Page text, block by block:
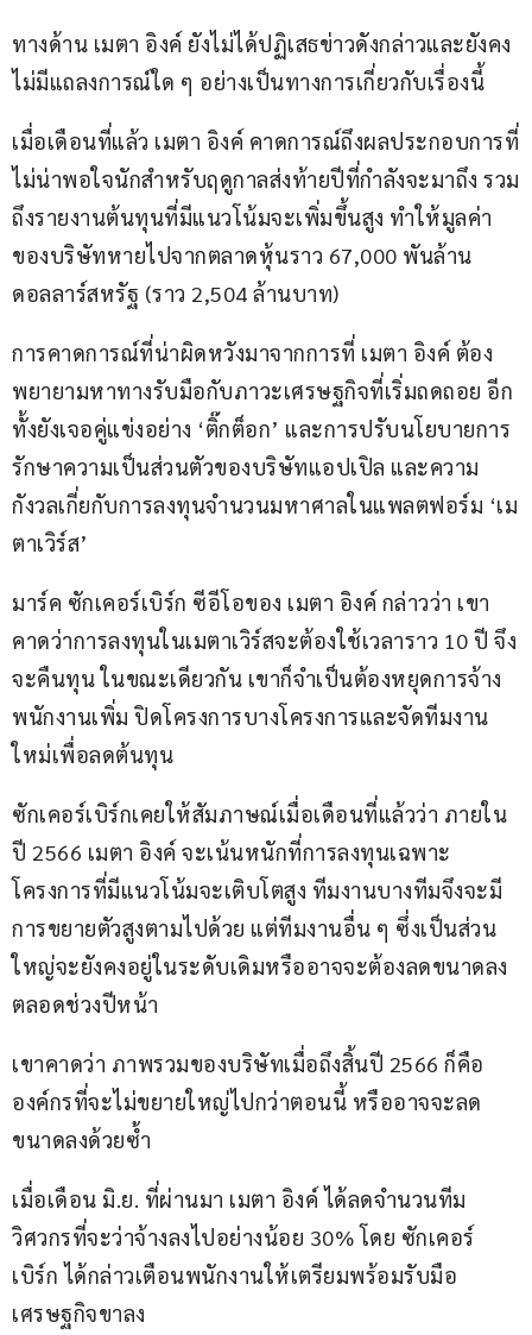
ทางด้าน เมตา อิงค์ ยังไม่ได้ปฏิเสธข่าวดังกล่าวและยังคง
ไม่มีแถลงการณ์ใด ๆ อย่างเป็นทางการเกี่ยวกับเรื่องนี้
เมื่อเดือนที่แล้ว เมตา อิงค์ คาดการณ์ถึงผลประกอบการที่
ไม่น่าพอใจนักสำหรับฤดูกาลส่งท้ายปีที่กำลังจะมาถึง รวม
ถึงรายงานต้นทุนที่มีแนวโน้มจะเพิ่มขึ้นสูง ทำให้มูลค่า
ของบริษัทหายไปจากตลาดหุ้นราว 67,000 พันล้าน
ดอลลาร์สหรัฐ (ราว 2,504 ล้านบาท)
การคาดการณ์ที่น่าผิดหวังมาจากการที่ เมตา อิงค์ ต้อง
พยายามหาทางรับมือกับภาวะเศรษฐกิจที่เริ่มถดถอย อีก
ทั้งยังเจอคู่แข่งอย่าง ‘ติ๊กต็อก’ และการปรับนโยบายการ
รักษาความเป็นส่วนตัวของบริษัทแอปเปิล และความ
กังวลเกี่ยกับการลงทุนจำนวนมหาศาลในแพลตฟอร์ม ‘เม
ตาเวิร์ส’
มาร์ค ซักเคอร์เบิร์ก ซีอีโอของ เมตา อิงค์ กล่าวว่า เขา
คาดว่าการลงทุนในเมตาเวิร์สจะต้องใช้เวลาราว 10 ปี จึง
จะคืนทุน ในขณะเดียวกัน เขาก็จำเป็นต้องหยุดการจ้าง
พนักงานเพิ่ม ปิดโครงการบางโครงการและจัดทีมงาน
ใหม่เพื่อลดต้นทุน
ซักเคอร์เบิร์กเคยให้สัมภาษณ์เมื่อเดือนที่แล้วว่า ภายใน
ปี 2566 เมตา อิงค์ จะเน้นหนักที่การลงทุนเฉพาะ
โครงการที่มีแนวโน้มจะเติบโตสูง ทีมงานบางทีมจึงจะมี
การขยายตัวสูงตามไปด้วย แต่ทีมงานอื่น ๆ ซึ่งเป็นส่วน
ใหญ่จะยังคงอยู่ในระดับเดิมหรืออาจจะต้องลดขนาดลง
ตลอดช่วงปีหน้า
เขาคาดว่า ภาพรวมของบริษัทเมื่อถึงสิ้นปี 2566 ก็คือ
องค์กรที่จะไม่ขยายใหญ่ไปกว่าตอนนี้ หรืออาจจะลด
ขนาดลงด้วยซ้ำ
เมื่อเดือน มิ.ย. ที่ผ่านมา เมตา อิงค์ ได้ลดจำนวนทีม
วิศวกรที่จะว่าจ้างลงไปอย่างน้อย 30% โดย ซักเคอร์
เบิร์ก ได้กล่าวเตือนพนักงานให้เตรียมพร้อมรับมือ
เศรษฐกิจขาลง